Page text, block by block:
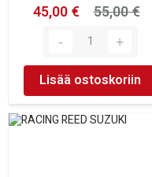
45,00 €
55,00 €
Lisää ostoskoriin